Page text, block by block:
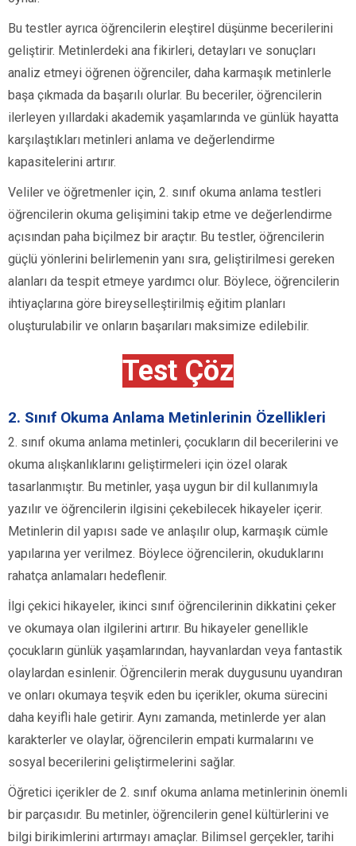
Bu testler ayrıca öğrencilerin eleştirel düşünme becerilerini
geliştirir. Metinlerdeki ana fikirleri, detayları ve sonuçları
analiz etmeyi öğrenen öğrenciler, daha karmaşık metinlerle
başa çıkmada da başarılı olurlar. Bu beceriler, öğrencilerin
ilerleyen yıllardaki akademik yaşamlarında ve günlük hayatta
karşılaştıkları metinleri anlama ve değerlendirme
kapasitelerini artırır.
Veliler ve öğretmenler için, 2. sınıf okuma anlama testleri
öğrencilerin okuma gelişimini takip etme ve değerlendirme
açısından paha biçilmez bir araçtır. Bu testler, öğrencilerin
güçlü yönlerini belirlemenin yanı sıra, geliştirilmesi gereken
alanları da tespit etmeye yardımcı olur. Böylece, öğrencilerin
ihtiyaçlarına göre bireyselleştirilmiş eğitim planları
oluşturulabilir ve onların başarıları maksimize edilebilir.
Test Çöz
2. Sınıf Okuma Anlama Metinlerinin Özellikleri
2. sınıf okuma anlama metinleri, çocukların dil becerilerini ve
okuma alışkanlıklarını geliştirmeleri için özel olarak
tasarlanmıştır. Bu metinler, yaşa uygun bir dil kullanımıyla
yazılır ve öğrencilerin ilgisini çekebilecek hikayeler içerir.
Metinlerin dil yapısı sade ve anlaşılır olup, karmaşık cümle
yapılarına yer verilmez. Böylece öğrencilerin, okuduklarını
rahatça anlamaları hedeflenir.
İlgi çekici hikayeler, ikinci sınıf öğrencilerinin dikkatini çeker
ve okumaya olan ilgilerini artırır. Bu hikayeler genellikle
çocukların günlük yaşamlarından, hayvanlardan veya fantastik
olaylardan esinlenir. Öğrencilerin merak duygusunu uyandıran
ve onları okumaya teşvik eden bu içerikler, okuma sürecini
daha keyifli hale getirir. Aynı zamanda, metinlerde yer alan
karakterler ve olaylar, öğrencilerin empati kurmalarını ve
sosyal becerilerini geliştirmelerini sağlar.
Öğretici içerikler de 2. sınıf okuma anlama metinlerinin önemli
bir parçasıdır. Bu metinler, öğrencilerin genel kültürlerini ve
bilgi birikimlerini artırmayı amaçlar. Bilimsel gerçekler, tarihi